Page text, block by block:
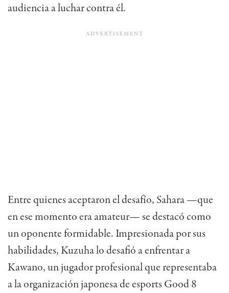
audiencia a luchar contra él.
Entre quienes aceptaron el desafío, Sahara —que
en ese momento era amateur— se destacó como
un oponente formidable. Impresionada por sus
habilidades, Kuzuha lo desafió a enfrentar a
Kawano, un jugador profesional que representaba
a la organización japonesa de esports Good 8